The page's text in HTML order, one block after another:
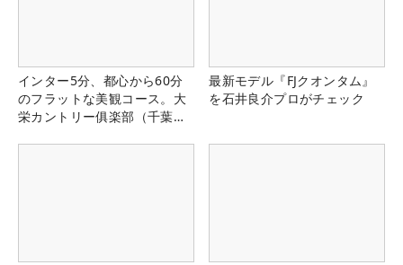
インター5分、都心から60分
のフラットな美観コース。大
栄カントリー俱楽部（千葉
最新モデル『FJクオンタム』
を石井良介プロがチェック